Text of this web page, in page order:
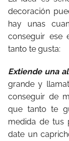
decoración
hay unas
conseguir ese
tanto te gusta:
Extiende una
grande y
conseguir de
que tanto te
medida de tus
date un